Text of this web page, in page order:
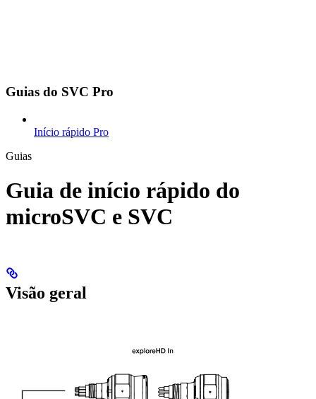
Guias do SVC Pro
Início rápido Pro
Guias
Guia de início rápido do
microSVC e SVC
Visão geral